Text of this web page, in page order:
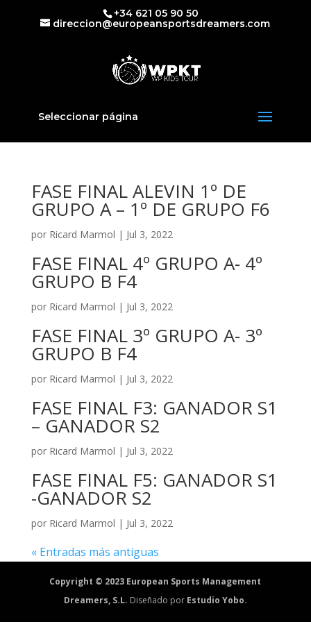
+34 621 05 90 50
direccion@europeansportsdreamers.com
Seleccionar página
FASE FINAL ALEVIN 1º DE
GRUPO A – 1º DE GRUPO F6
por Ricard Marmol | Jul 3, 2022
FASE FINAL 4º GRUPO A- 4º
GRUPO B F4
por Ricard Marmol | Jul 3, 2022
FASE FINAL 3º GRUPO A- 3º
GRUPO B F4
por Ricard Marmol | Jul 3, 2022
FASE FINAL F3: GANADOR S1
– GANADOR S2
por Ricard Marmol | Jul 3, 2022
FASE FINAL F5: GANADOR S1
-GANADOR S2
por Ricard Marmol | Jul 3, 2022
« Entradas más antiguas
Copyright © 2023 European Sports Management
Dreamers, S.L. Diseñado por Estudio Yobo.